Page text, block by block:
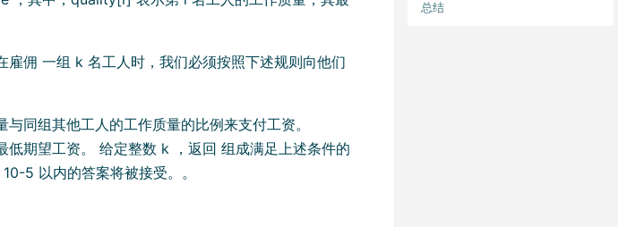
总结
佣 一组 k 名工人时，我们必须按照下述规则向他们
同组其他工人的工作质量的比例来支付工资。
低期望工资。 给定整数 k ，返回 组成满足上述条件的
5 以内的答案将被接受。。